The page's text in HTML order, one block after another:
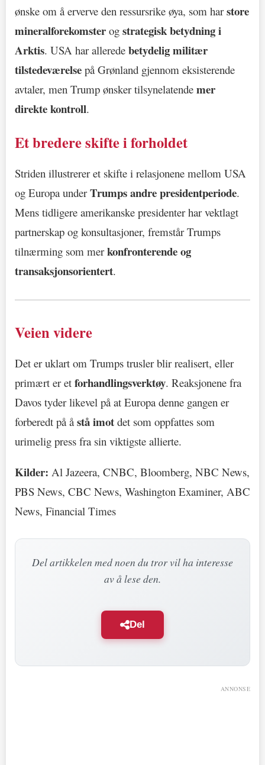
ønske om å erverve den ressursrike øya, som harstore
mineralforekomster og strategisk betydning i
Arktis. USA har allerede betydelig militær
tilstedeværelse på Grønland gjennom eksisterende
avtaler, men Trump ønsker tilsynelatende mer
direkte kontroll.
Et bredere skifte i forholdet
Striden illustrerer et skifte i relasjonene mellom USA
og Europa underTrumps andre presidentperiode.
Mens tidligere amerikanske presidenter har vektlagt
partnerskap og konsultasjoner, fremstår Trumps
tilnærming som merkonfronterende og
transaksjonsorientert.
Veien videre
Det er uklart om Trumps trusler blir realisert, eller
primært er et forhandlingsverktøy. Reaksjonene fra
Davos tyder likevel på at Europa denne gangen er
forberedt på åstå imot det som oppfattes som
urimelig press fra sin viktigste allierte.
Kilder: Al Jazeera, CNBC, Bloomberg, NBC News,
PBS News, CBC News, Washington Examiner, ABC
News, Financial Times
Del artikkelen med noen du tror vil ha interesse
av å lese den.
Del
ANNONSE